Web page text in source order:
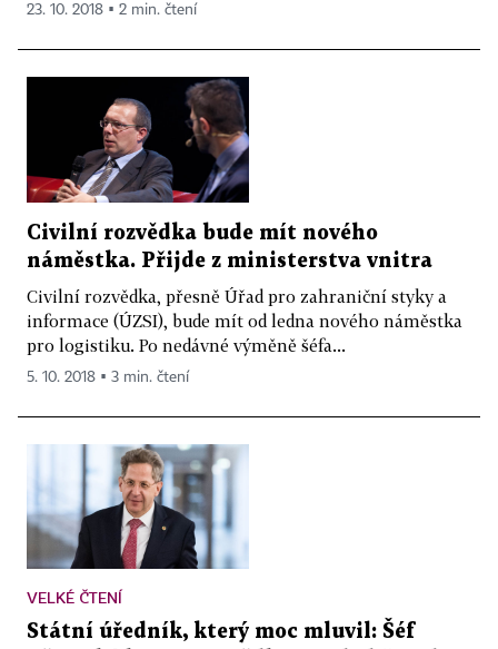
23. 10. 2018 ▪ 2 min. čtení
Civilní rozvědka bude mít nového
náměstka. Přijde z ministerstva vnitra
Civilní rozvědka, přesně Úřad pro zahraniční styky a
informace (ÚZSI), bude mít od ledna nového náměstka
pro logistiku. Po nedávné výměně šéfa...
5. 10. 2018 ▪ 3 min. čtení
VELKÉ ČTENÍ
Státní úředník, který moc mluvil: Šéf